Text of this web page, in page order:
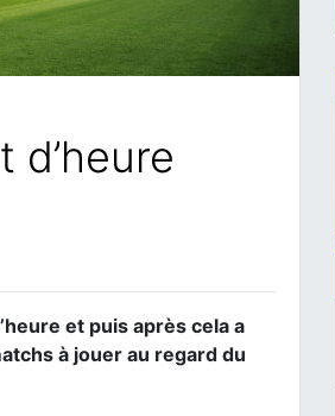
et puis après cela a
à jouer au regard du